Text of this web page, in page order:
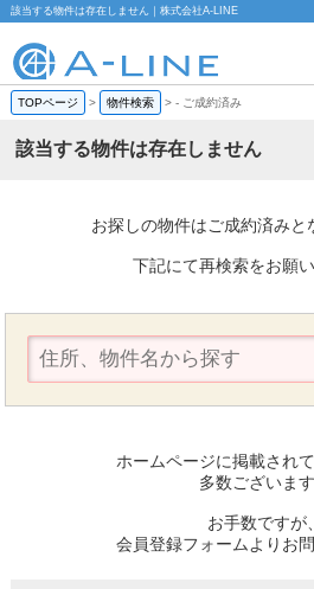
該当する物件は存在しません｜株式会社A-LINE
TOPページ > 物件検索 >- ご成約済み
該当する物件は存在しません
お探しの物件はご成約済みと
下記にて再検索をお願い
ホームページに掲載され
多数ございます
お手数ですが、
会員登録フォームよりお問